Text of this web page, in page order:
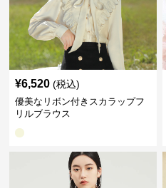
¥6,520 (税込)
優美なリボン付きスカラップフ
リルブラウス